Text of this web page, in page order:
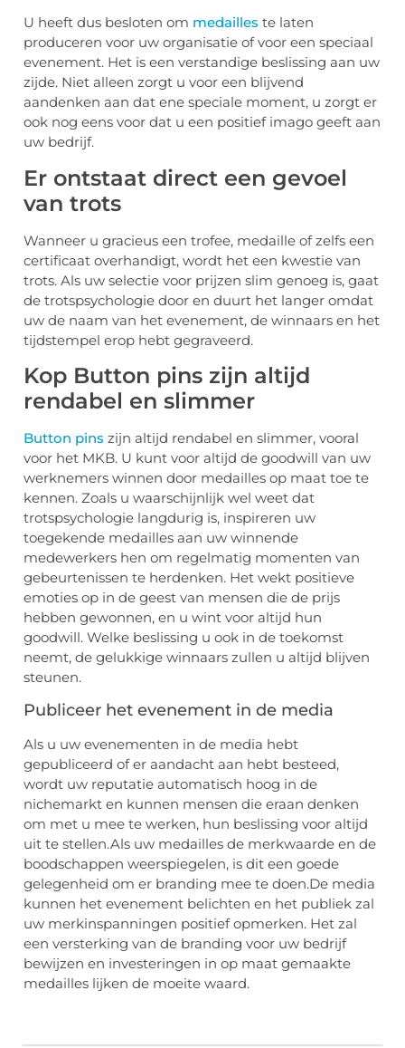
U heeft dus besloten om medailles te laten
produceren voor uw organisatie of voor een speciaal
evenement. Het is een verstandige beslissing aan uw
zijde. Niet alleen zorgt u voor een blijvend
aandenken aan dat ene speciale moment, u zorgt er
ook nog eens voor dat u een positief imago geeft aan
uw bedrijf.
Er ontstaat direct een gevoel
van trots
Wanneer u gracieus een trofee, medaille of zelfs een
certificaat overhandigt, wordt het een kwestie van
trots. Als uw selectie voor prijzen slim genoeg is, gaat
de trotspsychologie door en duurt het langer omdat
uw de naam van het evenement, de winnaars en het
tijdstempel erop hebt gegraveerd.
Kop Button pins zijn altijd
rendabel en slimmer
Button pins zijn altijd rendabel en slimmer, vooral
voor het MKB. U kunt voor altijd de goodwill van uw
werknemers winnen door medailles op maat toe te
kennen. Zoals u waarschijnlijk wel weet dat
trotspsychologie langdurig is, inspireren uw
toegekende medailles aan uw winnende
medewerkers hen om regelmatig momenten van
gebeurtenissen te herdenken. Het wekt positieve
emoties op in de geest van mensen die de prijs
hebben gewonnen, en u wint voor altijd hun
goodwill. Welke beslissing u ook in de toekomst
neemt, de gelukkige winnaars zullen u altijd blijven
steunen.
Publiceer het evenement in de media
Als u uw evenementen in de media hebt
gepubliceerd of er aandacht aan hebt besteed,
wordt uw reputatie automatisch hoog in de
nichemarkt en kunnen mensen die eraan denken
om met u mee te werken, hun beslissing voor altijd
uit te stellen.Als uw medailles de merkwaarde en de
boodschappen weerspiegelen, is dit een goede
gelegenheid om er branding mee te doen.De media
kunnen het evenement belichten en het publiek zal
uw merkinspanningen positief opmerken. Het zal
een versterking van de branding voor uw bedrijf
bewijzen en investeringen in op maat gemaakte
medailles lijken de moeite waard.